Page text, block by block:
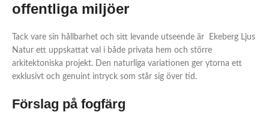
offentliga miljöer
Tack vare sin hållbarhet och sitt levande utseende är Ekeberg Ljus
Natur ett uppskattat val i både privata hem och större
arkitektoniska projekt. Den naturliga variationen ger ytorna ett
exklusivt och genuint intryck som står sig över tid.
Förslag på fogfärg